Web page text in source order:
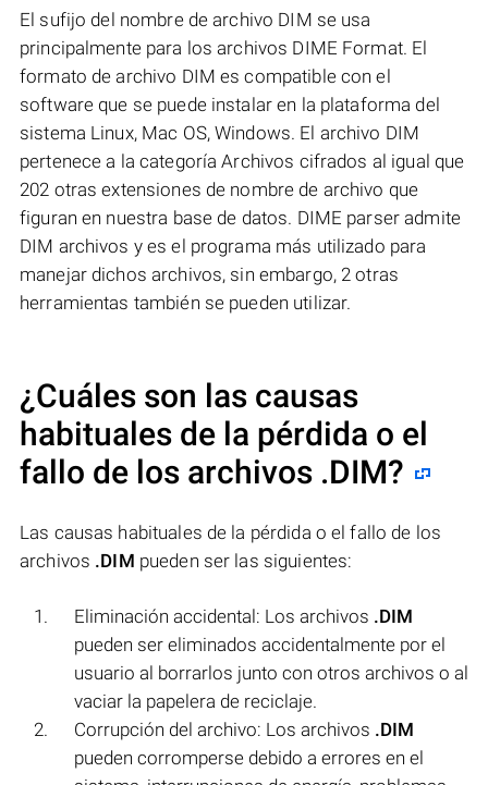
El sufijo del nombre de archivo DIM se usa
principalmente para los archivos DIME Format. El
formato de archivo DIM es compatible con el
software que se puede instalar en la plataforma del
sistema Linux, Mac OS, Windows. El archivo DIM
pertenece a la categoría Archivos cifrados al igual que
202 otras extensiones de nombre de archivo que
figuran en nuestra base de datos. DIME parser admite
DIM archivos y es el programa más utilizado para
manejar dichos archivos, sin embargo, 2 otras
herramientas también se pueden utilizar.
¿Cuáles son las causas
habituales de la pérdida o el
fallo de los archivos .DIM?
Las causas habituales de la pérdida o el fallo de los
archivos .DIM pueden ser las siguientes:
Eliminación accidental: Los archivos .DIM
pueden ser eliminados accidentalmente por el
usuario al borrarlos junto con otros archivos o al
vaciar la papelera de reciclaje.
Corrupción del archivo: Los archivos .DIM
pueden corromperse debido a errores en el